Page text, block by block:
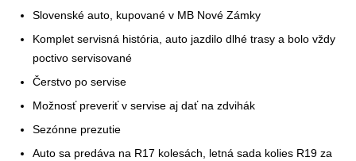
Slovenské auto, kupované v MB Nové Zámky
Komplet servisná história, auto jazdilo dlhé trasy a bolo vždy
poctivo servisované
Čerstvo po servise
Možnosť preveriť v servise aj dať na zdvihák
Sezónne prezutie
Auto sa predáva na R17 kolesách, letná sada kolies R19 za